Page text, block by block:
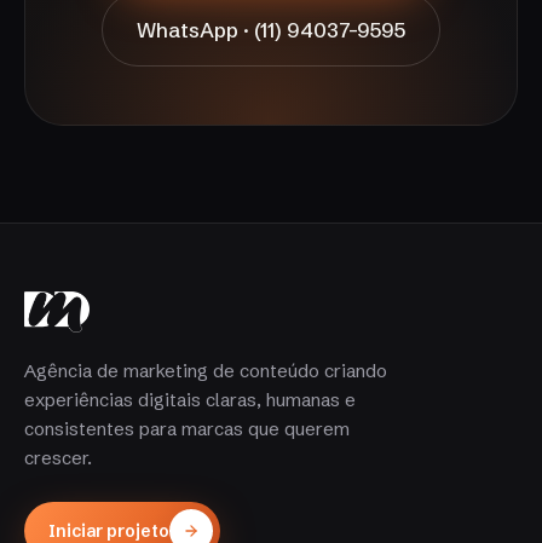
WhatsApp · (11) 94037-9595
Agência de marketing de conteúdo criando
experiências digitais claras, humanas e
consistentes para marcas que querem
crescer.
Iniciar projeto